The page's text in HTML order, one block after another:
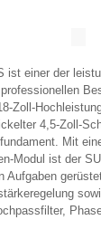
ist einer der
Zoll-
4,5-Zoll-
Mit
Modul ist der
Aufgaben